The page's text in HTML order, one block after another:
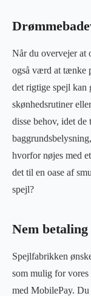
Når du overvejer at
også værd at tænke
det rigtige spejl kan
skønhedsrutiner
disse behov, idet
hvorfor nøjes med
det til en oase af
spejl?
Nem
Spejlfabrikken
som mulig for
med MobilePay.